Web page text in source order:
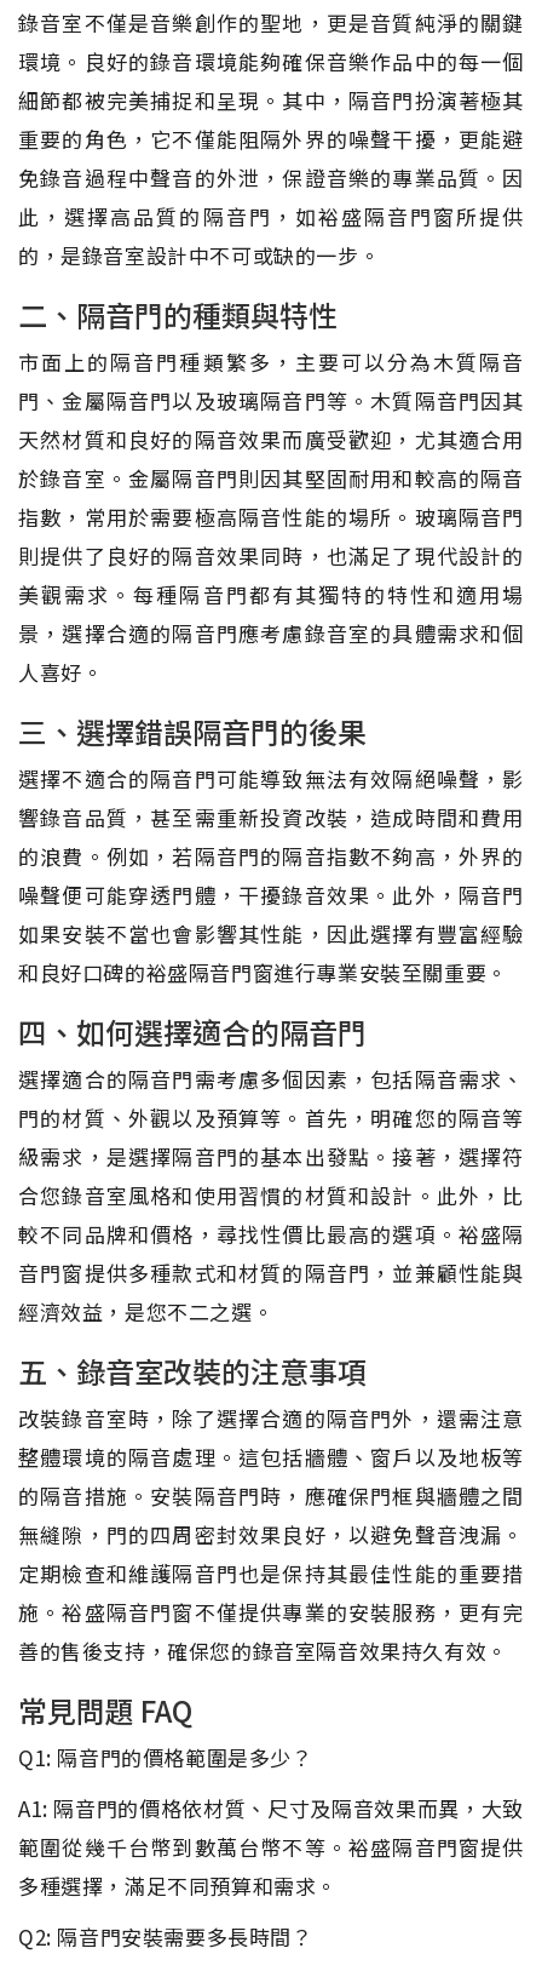
錄音室不僅是音樂創作的聖地，更是音質純淨的關鍵
環境。良好的錄音環境能夠確保音樂作品中的每一個
細節都被完美捕捉和呈現。其中，隔音門扮演著極其
重要的角色，它不僅能阻隔外界的噪聲干擾，更能避
免錄音過程中聲音的外泄，保證音樂的專業品質。因
此，選擇高品質的隔音門，如裕盛隔音門窗所提供
的，是錄音室設計中不可或缺的一步。
二、隔音門的種類與特性
市面上的隔音門種類繁多，主要可以分為木質隔音
門、金屬隔音門以及玻璃隔音門等。木質隔音門因其
天然材質和良好的隔音效果而廣受歡迎，尤其適合用
於錄音室。金屬隔音門則因其堅固耐用和較高的隔音
指數，常用於需要極高隔音性能的場所。玻璃隔音門
則提供了良好的隔音效果同時，也滿足了現代設計的
美觀需求。每種隔音門都有其獨特的特性和適用場
景，選擇合適的隔音門應考慮錄音室的具體需求和個
人喜好。
三、選擇錯誤隔音門的後果
選擇不適合的隔音門可能導致無法有效隔絕噪聲，影
響錄音品質，甚至需重新投資改裝，造成時間和費用
的浪費。例如，若隔音門的隔音指數不夠高，外界的
噪聲便可能穿透門體，干擾錄音效果。此外，隔音門
如果安裝不當也會影響其性能，因此選擇有豐富經驗
和良好口碑的裕盛隔音門窗進行專業安裝至關重要。
四、如何選擇適合的隔音門
選擇適合的隔音門需考慮多個因素，包括隔音需求、
門的材質、外觀以及預算等。首先，明確您的隔音等
級需求，是選擇隔音門的基本出發點。接著，選擇符
合您錄音室風格和使用習慣的材質和設計。此外，比
較不同品牌和價格，尋找性價比最高的選項。裕盛隔
音門窗提供多種款式和材質的隔音門，並兼顧性能與
經濟效益，是您不二之選。
五、錄音室改裝的注意事項
改裝錄音室時，除了選擇合適的隔音門外，還需注意
整體環境的隔音處理。這包括牆體、窗戶以及地板等
的隔音措施。安裝隔音門時，應確保門框與牆體之間
無縫隙，門的四周密封效果良好，以避免聲音洩漏。
定期檢查和維護隔音門也是保持其最佳性能的重要措
施。裕盛隔音門窗不僅提供專業的安裝服務，更有完
善的售後支持，確保您的錄音室隔音效果持久有效。
常見問題 FAQ
Q1: 隔音門的價格範圍是多少？
A1: 隔音門的價格依材質、尺寸及隔音效果而異，大致
範圍從幾千台幣到數萬台幣不等。裕盛隔音門窗提供
多種選擇，滿足不同預算和需求。
Q2: 隔音門安裝需要多長時間？